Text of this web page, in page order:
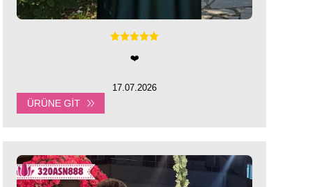
❤️
17.07.2026
ÜRÜNE GIT